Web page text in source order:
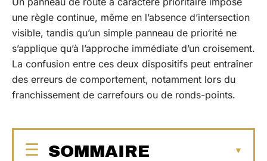
une règle continue, même en l’absence d’intersection
visible, tandis qu’un simple panneau de priorité ne
s’applique qu’à l’approche immédiate d’un croisement.
La confusion entre ces deux dispositifs peut entraîner
des erreurs de comportement, notamment lors du
franchissement de carrefours ou de ronds-points.
SOMMAIRE